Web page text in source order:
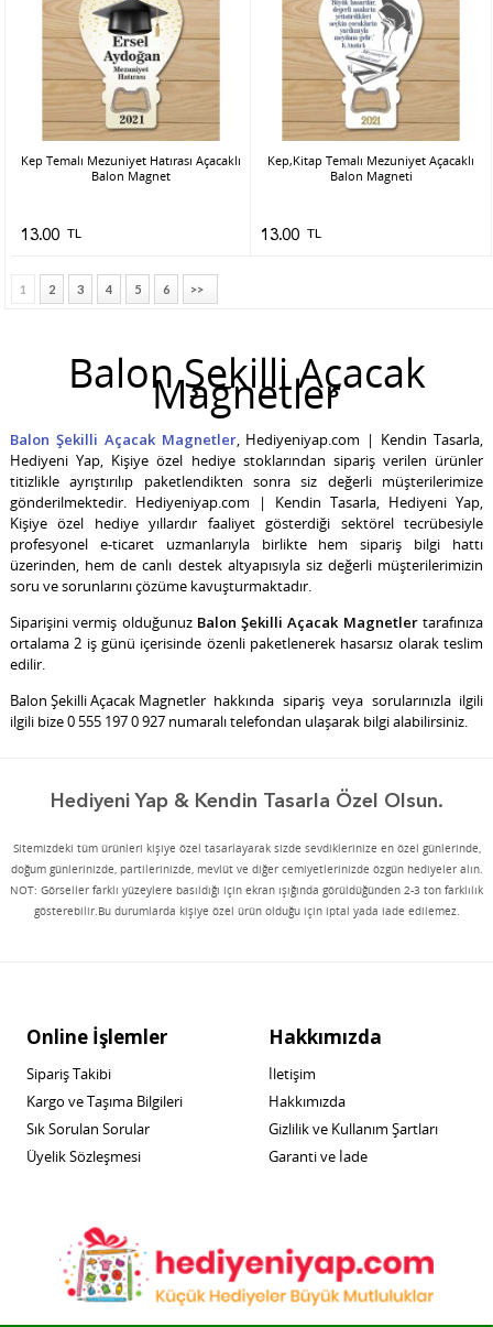
Kep Temalı Mezuniyet Hatırası Açacaklı
Balon Magnet
13.00 TL
Kep,Kitap Temalı Mezuniyet Açacaklı
Balon Magneti
13.00 TL
1 2 3 4 5 6 >>
Balon Şekilli Açacak
Magnetler
Balon Şekilli Açacak Magnetler, Hediyeniyap.com | Kendin Tasarla,
Hediyeni Yap, Kişiye özel hediye stoklarından sipariş verilen ürünler
titizlikle ayrıştırılıp paketlendikten sonra siz değerli müşterilerimize
gönderilmektedir. Hediyeniyap.com | Kendin Tasarla, Hediyeni Yap,
Kişiye özel hediye yıllardır faaliyet gösterdiği sektörel tecrübesiyle
profesyonel e-ticaret uzmanlarıyla birlikte hem sipariş bilgi hattı
üzerinden, hem de canlı destek altyapısıyla siz değerli müşterilerimizin
soru ve sorunlarını çözüme kavuşturmaktadır.
Siparişini vermiş olduğunuz Balon Şekilli Açacak Magnetlertarafınıza
ortalama 2 iş günü içerisinde özenli paketlenerek hasarsız olarak teslim
edilir.
Balon Şekilli Açacak Magnetlerhakkında sipariş veya sorularınızla ilgili
ilgili bize 0 555 197 0 927 numaralı telefondan ulaşarak bilgi alabilirsiniz.
Hediyeni Yap & Kendin Tasarla Özel Olsun.
Sitemizdeki tüm ürünleri kişiye özel tasarlayarak sizde sevdiklerinize en özel günlerinde,
doğum günlerinizde, partilerinizde, mevlüt ve diğer cemiyetlerinizde özgün hediyeler alın.
NOT: Görseller farklı yüzeylere basıldığı için ekran ışığında görüldüğünden 2-3 ton farklılık
gösterebilir.Bu durumlarda kişiye özel ürün olduğu için iptal yada iade edilemez.
Online İşlemler
Sipariş Takibi
Kargo ve Taşıma Bilgileri
Sık Sorulan Sorular
Üyelik Sözleşmesi
Hakkımızda
İletişim
Hakkımızda
Gizlilik ve Kullanım Şartları
Garanti ve İade